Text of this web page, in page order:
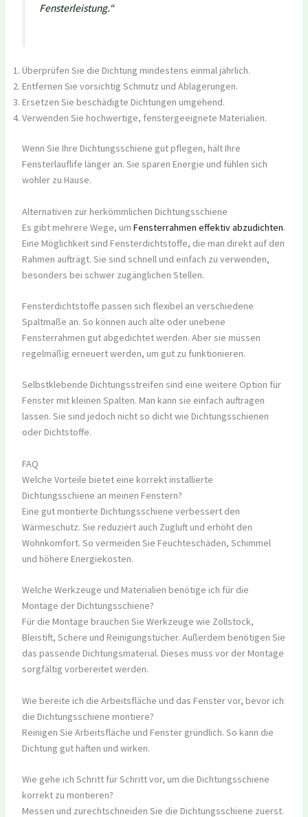
Fensterleistung.“
Überprüfen Sie die Dichtung mindestens einmal jährlich.
Entfernen Sie vorsichtig Schmutz und Ablagerungen.
Ersetzen Sie beschädigte Dichtungen umgehend.
Verwenden Sie hochwertige, fenstergeeignete Materialien.
Wenn Sie Ihre Dichtungsschiene gut pflegen, hält Ihre
Fensterlauflife länger an. Sie sparen Energie und fühlen sich
wohler zu Hause.
Alternativen zur herkömmlichen Dichtungsschiene
Es gibt mehrere Wege, um Fensterrahmen effektiv abzudichten.
Eine Möglichkeit sind Fensterdichtstoffe, die man direkt auf den
Rahmen aufträgt. Sie sind schnell und einfach zu verwenden,
besonders bei schwer zugänglichen Stellen.
Fensterdichtstoffe passen sich flexibel an verschiedene
Spaltmaße an. So können auch alte oder unebene
Fensterrahmen gut abgedichtet werden. Aber sie müssen
regelmäßig erneuert werden, um gut zu funktionieren.
Selbstklebende Dichtungsstreifen sind eine weitere Option für
Fenster mit kleinen Spalten. Man kann sie einfach auftragen
lassen. Sie sind jedoch nicht so dicht wie Dichtungsschienen
oder Dichtstoffe.
FAQ
Welche Vorteile bietet eine korrekt installierte
Dichtungsschiene an meinen Fenstern?
Eine gut montierte Dichtungsschiene verbessert den
Wärmeschutz. Sie reduziert auch Zugluft und erhöht den
Wohnkomfort. So vermeiden Sie Feuchteschäden, Schimmel
und höhere Energiekosten.
Welche Werkzeuge und Materialien benötige ich für die
Montage der Dichtungsschiene?
Für die Montage brauchen Sie Werkzeuge wie Zollstock,
Bleistift, Schere und Reinigungstücher. Außerdem benötigen Sie
das passende Dichtungsmaterial. Dieses muss vor der Montage
sorgfältig vorbereitet werden.
Wie bereite ich die Arbeitsfläche und das Fenster vor, bevor ich
die Dichtungsschiene montiere?
Reinigen Sie Arbeitsfläche und Fenster gründlich. So kann die
Dichtung gut haften und wirken.
Wie gehe ich Schritt für Schritt vor, um die Dichtungsschiene
korrekt zu montieren?
Messen und zurechtschneiden Sie die Dichtungsschiene zuerst.